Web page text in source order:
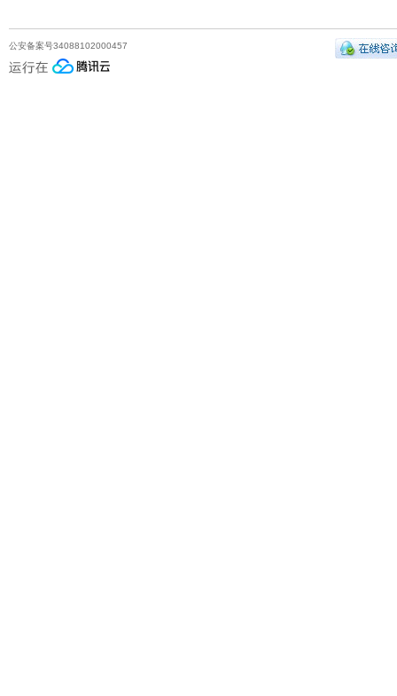
公安备案号34088102000457